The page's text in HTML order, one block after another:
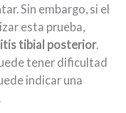
Sin embargo, si el
esta prueba,
tibial posterior.
tener dificultad
indicar una